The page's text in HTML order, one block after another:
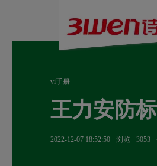
vi手册
王力安防
2022-12-07 18:52:50 浏览 3053